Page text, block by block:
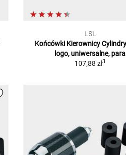
LSL
Końcówki Kierownicy
logo, uniwersalne, para
107,88 zł1